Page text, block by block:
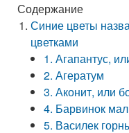
Содержание
Синие цветы
цветками
1. Агапантус,
2. Агератум
3. Аконит, или
4. Барвинок
5. Василек